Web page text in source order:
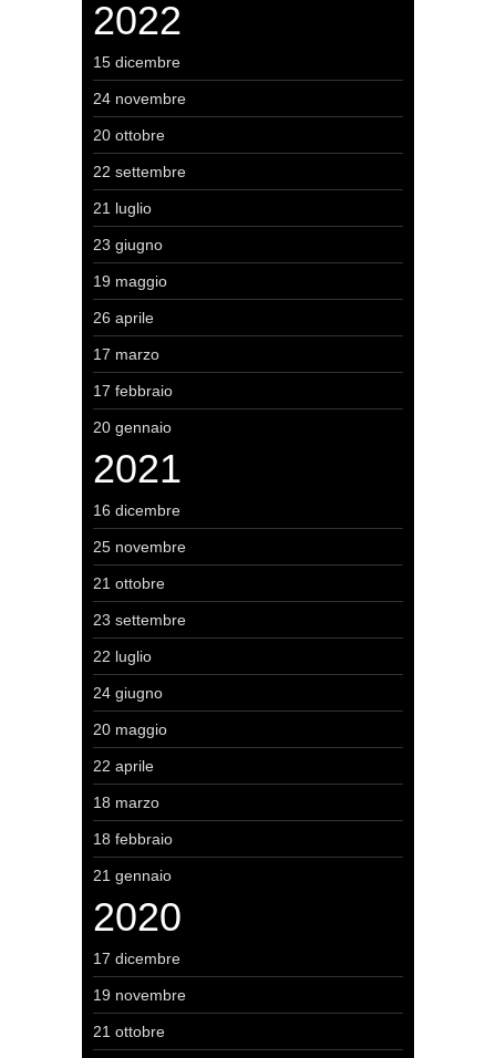
2022
15 dicembre
24 novembre
20 ottobre
22 settembre
21 luglio
23 giugno
19 maggio
26 aprile
17 marzo
17 febbraio
20 gennaio
2021
16 dicembre
25 novembre
21 ottobre
23 settembre
22 luglio
24 giugno
20 maggio
22 aprile
18 marzo
18 febbraio
21 gennaio
2020
17 dicembre
19 novembre
21 ottobre